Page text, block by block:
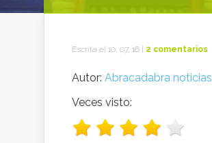
Escrita el 10, 07, 16 | 2 comentarios
Autor: Abracadabra noticias
Veces visto: